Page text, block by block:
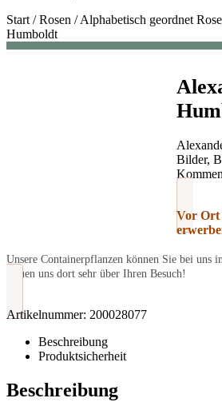
Start /Rosen /Alphabetisch geordnet
Humboldt
Bilder,
Vor Ort
Unsere Containerpflanzen können Sie bei uns
freuen uns dort sehr über Ihren Besuch!
Artikelnummer: 200028077
Beschreibung
Produktsicherheit
Beschreibung